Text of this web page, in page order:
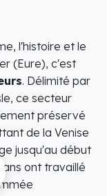
l'histoire et le
(Eure), c'est
. Délimité par
ce secteur
préservé
de la Venise
jusqu'au début
ont travaillé